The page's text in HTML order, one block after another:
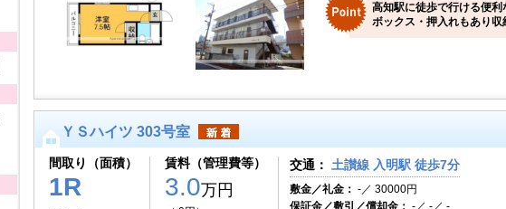
高知駅に徒歩で行ける便
ボックス・押入れもあり収
ＹＳハイツ 303号室
間取り（面積）
1R
賃料（管理費等）
3.0万円
交通： 土讃線 入明駅 徒歩7分
敷金／礼金： -／ 30000円
保証金／敷引／償却金： -／ -／ -